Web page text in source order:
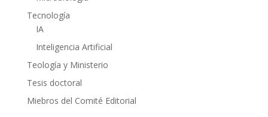
Tecnología
IA
Inteligencia Artificial
Teología y Ministerio
Tesis doctoral
Miebros del Comité Editorial